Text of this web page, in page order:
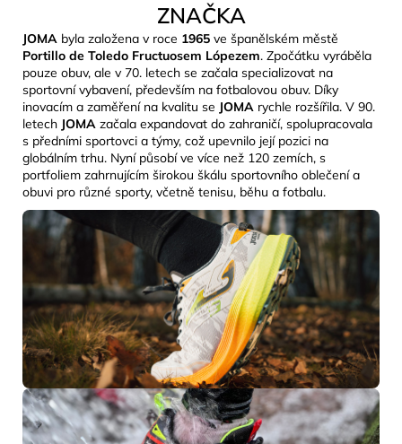
ZNAČKA
JOMA byla založena v roce 1965 ve španělském městě
Portillo de Toledo Fructuosem Lópezem. Zpočátku vyráběla
pouze obuv, ale v 70. letech se začala specializovat na
sportovní vybavení, především na fotbalovou obuv. Díky
inovacím a zaměření na kvalitu se JOMA rychle rozšířila. V 90.
letech JOMA začala expandovat do zahraničí, spolupracovala
s předními sportovci a týmy, což upevnilo její pozici na
globálním trhu. Nyní působí ve více než 120 zemích, s
portfoliem zahrnujícím širokou škálu sportovního oblečení a
obuvi pro různé sporty, včetně tenisu, běhu a fotbalu.